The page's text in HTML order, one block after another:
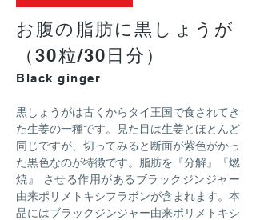
お腹の脂肪に黒しょうが
（30粒/30日分）
Black ginger
黒しょうがは古くからタイ王国で食されてき
た生姜の一種です。見た目は生姜とほとんど
同じですが、切ってみると断面が紫色がかっ
た黒色なのが特徴です。脂肪を『分解』『燃
焼』 させる作用があるブラックジンジャー
由来ポリメトキシフラボンが含まれます。本
品にはブラックジンジャー由来ポリメトキシ